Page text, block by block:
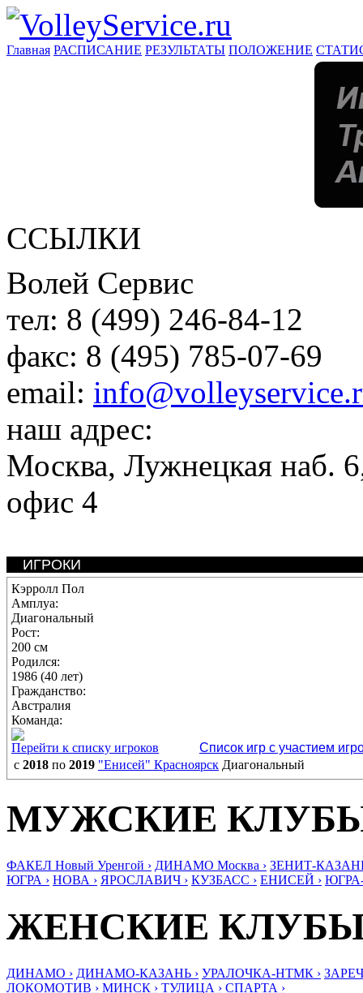
Главная РАСПИСАНИЕ РЕЗУЛЬТАТЫ ПОЛОЖЕНИЕ
ССЫЛКИ
Волей Сервис
тел: 8 (499) 246-84-12
факс: 8 (495) 785-07-69
email:
наш адрес:
Москва, Лужнецкая наб.
офис 4
ИГРОКИ
Кэрролл Пол
Амплуа:
Диагональный
Рост:
200 см
Родился:
1986 (40 лет)
Гражданство:
Австралия
Команда:
Перейти к списку игроков
Список игр с участием
с 2018 по 2019 "Енисей" Красноярск Диагональный
МУЖСКИЕ
ФАКЕЛ Новый Уренгой › ДИНАМО Москва › ЗЕНИТ-
ЮГРА › НОВА › ЯРОСЛАВИЧ › КУЗБАСС › ЕНИСЕЙ ›
ЖЕНСКИЕ
ДИНАМО › ДИНАМО-КАЗАНЬ › УРАЛОЧКА-НТМК ›
ЛОКОМОТИВ › МИНСК › ТУЛИЦА › СПАРТА ›